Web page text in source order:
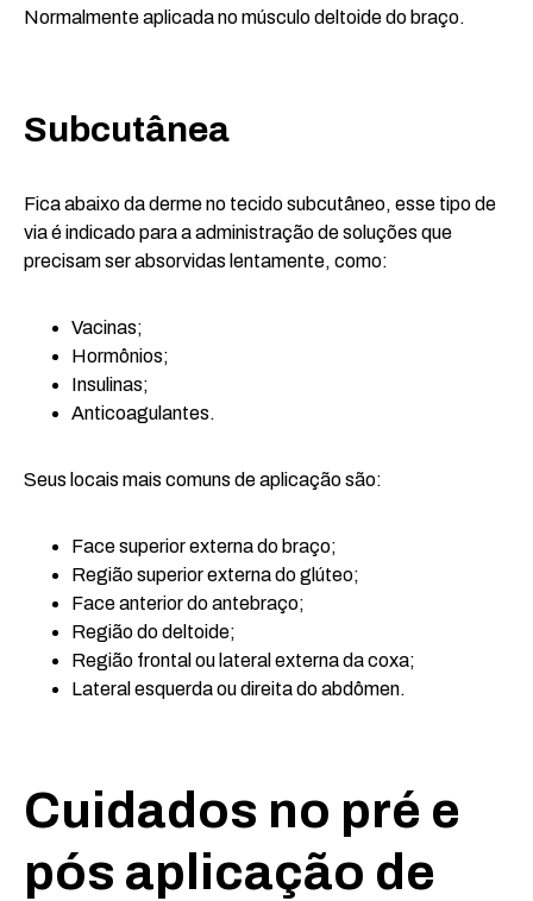
Normalmente aplicada no músculo deltoide do braço.
Subcutânea
Fica abaixo da derme no tecido subcutâneo, esse tipo de
via é indicado para a administração de soluções que
precisam ser absorvidas lentamente, como:
Vacinas;
Hormônios;
Insulinas;
Anticoagulantes.
Seus locais mais comuns de aplicação são:
Face superior externa do braço;
Região superior externa do glúteo;
Face anterior do antebraço;
Região do deltoide;
Região frontal ou lateral externa da coxa;
Lateral esquerda ou direita do abdômen.
Cuidados no pré e
pós aplicação de